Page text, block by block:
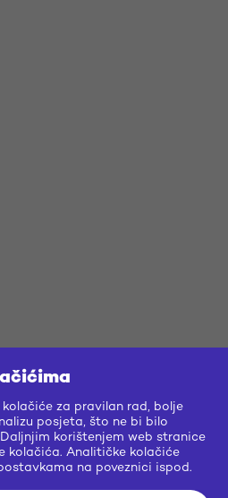
za pravilan rad, bolje
posjeta, što ne bi bilo
korištenjem web stranice
kolačića. Analitičke kolačiće
na poveznici ispod.